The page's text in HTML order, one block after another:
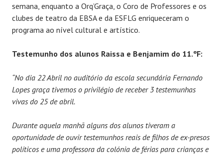
semana, enquanto a Orq’Graça, o Coro de Professores e os
clubes de teatro da EBSA e da ESFLG enriqueceram o
programa ao nível cultural e artístico.
Testemunho dos alunos Raissa e Benjamim do 11.ºF:
“No dia 22 Abril no auditório da escola secundária Fernando
Lopes graça tivemos o privilégio de receber 3 testemunhas
vivas do 25 de abril.
Durante aquela manhã alguns dos alunos tiveram a
oportunidade de ouvir testemunhos reais de filhos de ex-presos
políticos e uma professora da colónia de férias para crianças e